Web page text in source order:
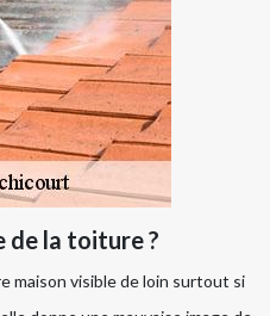
de la toiture ?
maison visible de loin surtout si